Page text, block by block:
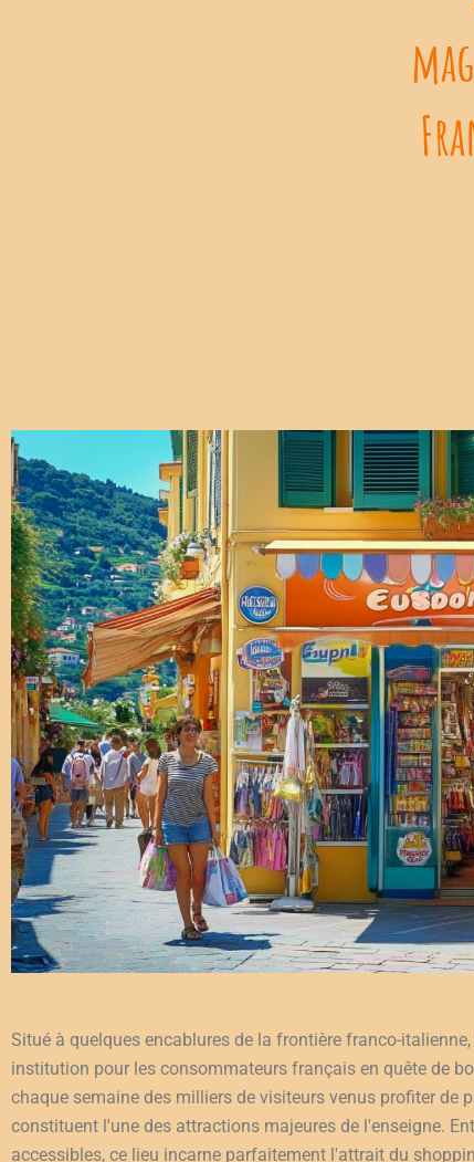
Situé à quelques encablures de la frontière franco-
institution pour les consommateurs français en quête de
chaque semaine des milliers de visiteurs venus profiter
constituent l'une des attractions majeures de l'enseigne.
accessibles, ce lieu incarne parfaitement l'attrait du